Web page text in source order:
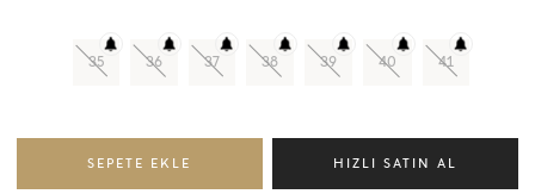
35 36 37 38 39 40 41